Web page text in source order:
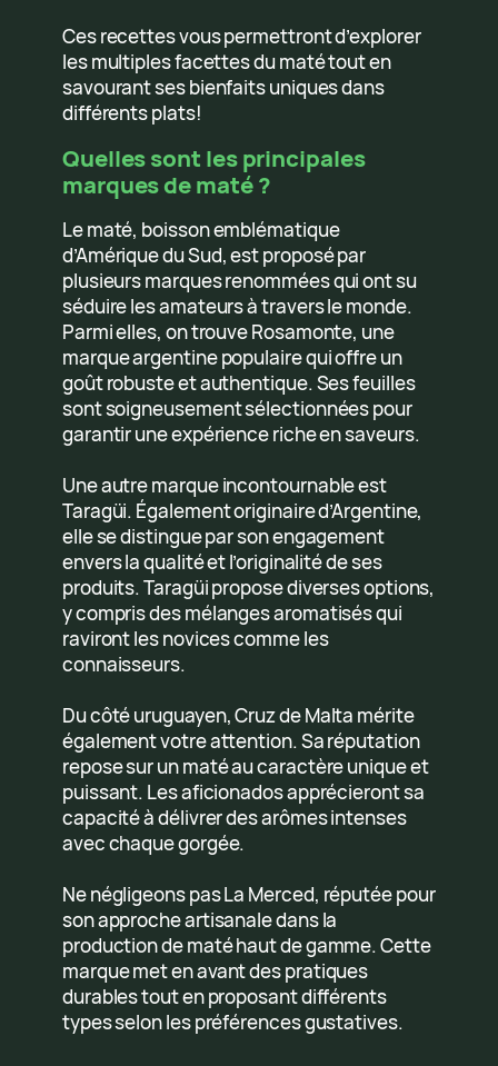
Ces recettes vous permettront d’explorer
les multiples facettes du maté tout en
savourant ses bienfaits uniques dans
différents plats!
Quelles sont les principales
marques de maté ?
Le maté, boisson emblématique
d’Amérique du Sud, est proposé par
plusieurs marques renommées qui ont su
séduire les amateurs à travers le monde.
Parmi elles, on trouve Rosamonte, une
marque argentine populaire qui offre un
goût robuste et authentique. Ses feuilles
sont soigneusement sélectionnées pour
garantir une expérience riche en saveurs.
Une autre marque incontournable est
Taragüi. Également originaire d’Argentine,
elle se distingue par son engagement
envers la qualité et l’originalité de ses
produits. Taragüi propose diverses options,
y compris des mélanges aromatisés qui
raviront les novices comme les
connaisseurs.
Du côté uruguayen, Cruz de Malta mérite
également votre attention. Sa réputation
repose sur un maté au caractère unique et
puissant. Les aficionados apprécieront sa
capacité à délivrer des arômes intenses
avec chaque gorgée.
Ne négligeons pas La Merced, réputée pour
son approche artisanale dans la
production de maté haut de gamme. Cette
marque met en avant des pratiques
durables tout en proposant différents
types selon les préférences gustatives.